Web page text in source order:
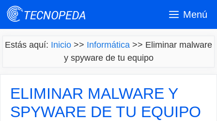
Saltar
Menú
Estás aquí: Inicio >> Informática >> Eliminar malware
y spyware de tu equipo
ELIMINAR MALWARE Y
SPYWARE DE TU EQUIPO